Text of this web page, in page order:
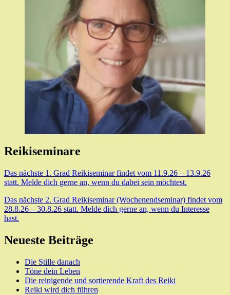
Reikiseminare
Das nächste 1. Grad Reikiseminar findet vom 11.9.26 – 13.9.26
statt. Melde dich gerne an, wenn du dabei sein möchtest.
Das nächste 2. Grad Reikiseminar (Wochenendseminar) findet vom
28.8.26 – 30.8.26 statt. Melde dich gerne an, wenn du Interesse
hast.
Neueste Beiträge
Die Stille danach
Töne dein Leben
Die reinigende und sortierende Kraft des Reiki
Reiki wird dich führen